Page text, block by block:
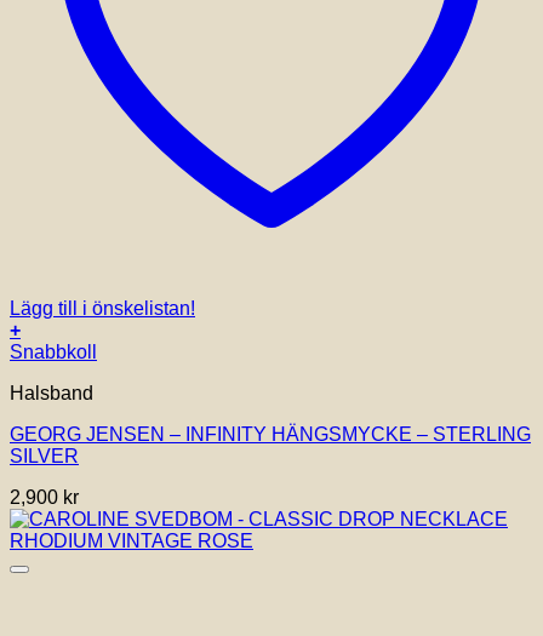
Lägg till i önskelistan!
+
Snabbkoll
Halsband
GEORG JENSEN – INFINITY HÄNGSMYCKE – STERLING
SILVER
2,900 kr